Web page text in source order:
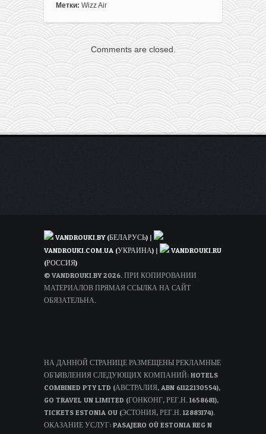
рейсы
Вильнюса
Лазурный
берег
всего
за
туда-
обратно
для
Метки: Wizz Air
Comments are closed.
VANDROUKI.BY (БЕЛАРУСЬ) |
VANDROUKI.COM.UA (УКРАИНА) |
VANDROUKI.RU
(РОССИЯ)
© VANDROUKI.BY 2026. ПРИ КОПИРОВАНИИ
МАТЕРИАЛОВ ПРЯМАЯ ССЫЛКА НА САЙТ
ОБЯЗАТЕЛЬНА.
НА ДАННОЙ СТРАНИЦЕ РАЗМЕЩЕНЫ РЕКЛАМНЫЕ
ОБЪЯВЛЕНИЯ СЛЕДУЮЩИХ КОМПАНИЙ: HOTELS
COMBINED PTY LTD (АВСТРАЛИЯ, ABN 61122130554),
GO TRAVEL UN LIMITED (ГОНКОНГ, РЕГ.Н. 1658681),
TICKETS ESTONIA OU (ЭСТОНИЯ, РЕГ.Н. 12883174).
ОКАЗАНИЕ УСЛУГ: PASAJERO OÜ ESTONIA REG N